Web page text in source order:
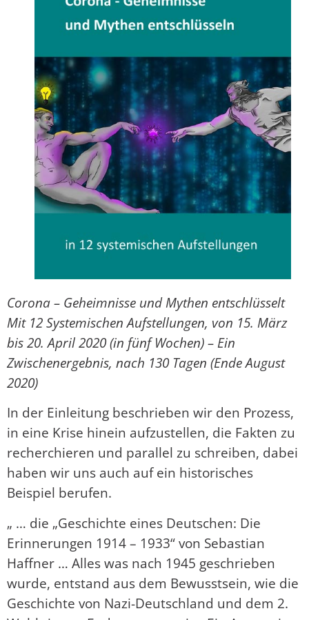
Corona – Geheimnisse und Mythen entschlüsselt
Mit 12 Systemischen Aufstellungen, von 15. März
bis 20. April 2020 (in fünf Wochen) – Ein
Zwischenergebnis, nach 130 Tagen (Ende August
2020)
In der Einleitung beschrieben wir den Prozess,
in eine Krise hinein aufzustellen, die Fakten zu
recherchieren und parallel zu schreiben, dabei
haben wir uns auch auf ein historisches
Beispiel berufen.
„ … die „Geschichte eines Deutschen: Die
Erinnerungen 1914 – 1933“ von Sebastian
Haffner … Alles was nach 1945 geschrieben
wurde, entstand aus dem Bewusstsein, wie die
Geschichte von Nazi-Deutschland und dem 2.